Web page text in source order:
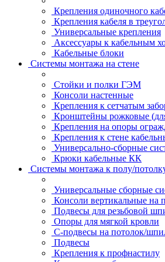
Крепления одиночного
Крепления кабеля в
Универсальные крепления
Аксессуары к кабельным
Кабельные блоки
Системы монтажа на стене
Стойки и полки ГЭМ
Консоли настенные
Крепления к сетчатым
Кронштейны рожковые
Крепления на опоры
Крепления к стене
Универсально-сборные
Крюки кабельные КК
Системы монтажа к полу/
Универсальные сборные
Консоли вертикальные на
Подвесы для резьбовой
Опоры для мягкой кровли
С-подвесы на потолок/
Подвесы
Крепления к профнастилу